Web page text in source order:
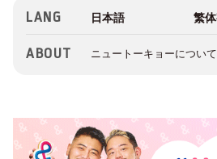
LANG
ABOUT ニュートーキョーについて